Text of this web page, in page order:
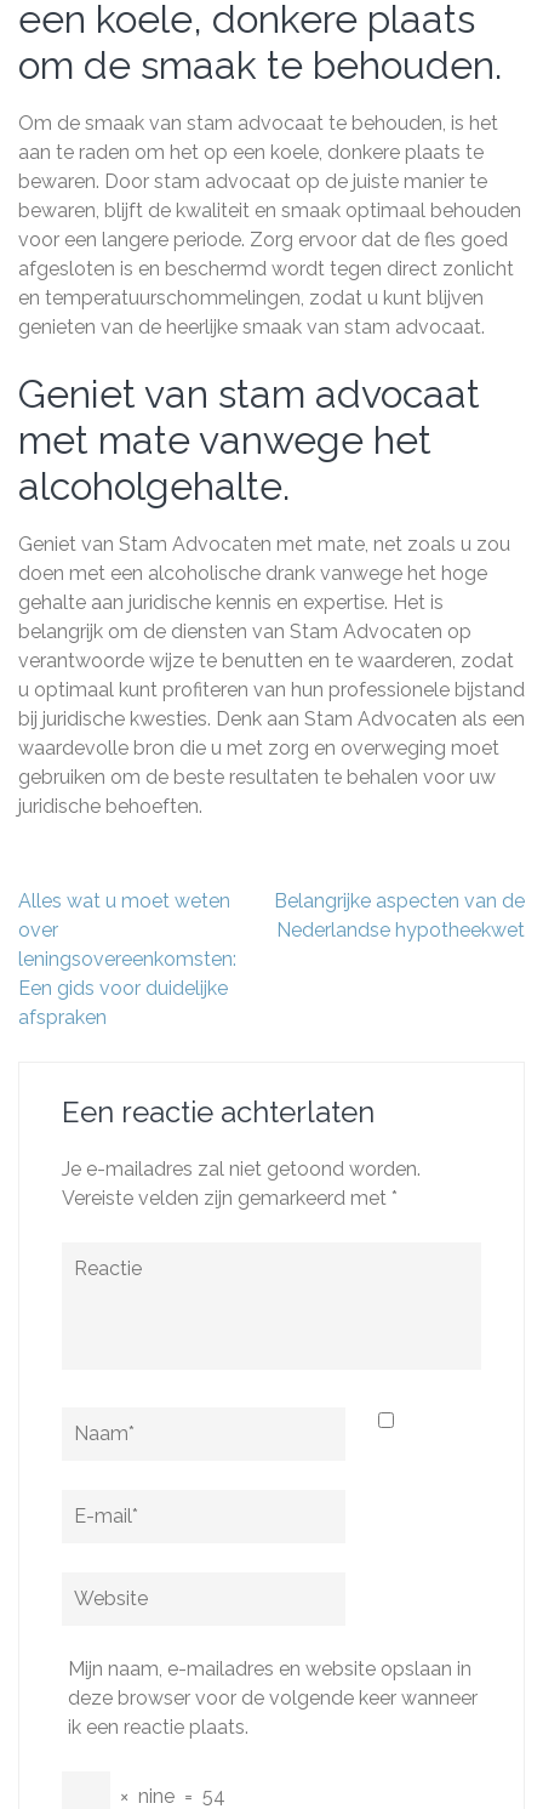
een koele, donkere plaats
om de smaak te behouden.
Om de smaak van stam advocaat te behouden, is het
aan te raden om het op een koele, donkere plaats te
bewaren. Door stam advocaat op de juiste manier te
bewaren, blijft de kwaliteit en smaak optimaal behouden
voor een langere periode. Zorg ervoor dat de fles goed
afgesloten is en beschermd wordt tegen direct zonlicht
en temperatuurschommelingen, zodat u kunt blijven
genieten van de heerlijke smaak van stam advocaat.
Geniet van stam advocaat
met mate vanwege het
alcoholgehalte.
Geniet van Stam Advocaten met mate, net zoals u zou
doen met een alcoholische drank vanwege het hoge
gehalte aan juridische kennis en expertise. Het is
belangrijk om de diensten van Stam Advocaten op
verantwoorde wijze te benutten en te waarderen, zodat
u optimaal kunt profiteren van hun professionele bijstand
bij juridische kwesties. Denk aan Stam Advocaten als een
waardevolle bron die u met zorg en overweging moet
gebruiken om de beste resultaten te behalen voor uw
juridische behoeften.
Berichtnavigatie
Alles wat u moet weten
over
leningsovereenkomsten:
Een gids voor duidelijke
afspraken
Belangrijke aspecten van de
Nederlandse hypotheekwet
Een reactie achterlaten
Je e-mailadres zal niet getoond worden.
Vereiste velden zijn gemarkeerd met *
Mijn naam, e-mailadres en website opslaan in
deze browser voor de volgende keer wanneer
ik een reactie plaats.
× nine = 54